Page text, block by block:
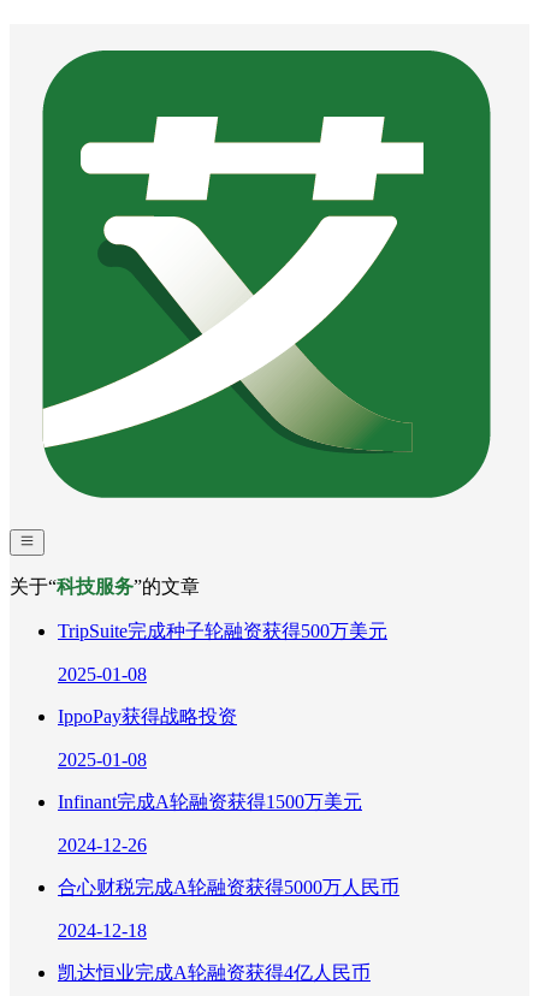
关于“科技服务”的文章
TripSuite完成种子轮融资获得500万美元
2025-01-08
IppoPay获得战略投资
2025-01-08
Infinant完成A轮融资获得1500万美元
2024-12-26
合心财税完成A轮融资获得5000万人民币
2024-12-18
凯达恒业完成A轮融资获得4亿人民币